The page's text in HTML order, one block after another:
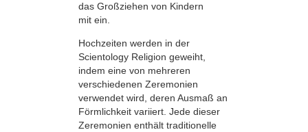
das Großziehen von Kindern
mit ein.
Hochzeiten werden in der
Scientology Religion geweiht,
indem eine von mehreren
verschiedenen Zeremonien
verwendet wird, deren Ausmaß an
Förmlichkeit variiert. Jede dieser
Zeremonien enthält traditionelle